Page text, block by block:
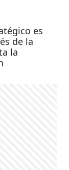
es
de la
la